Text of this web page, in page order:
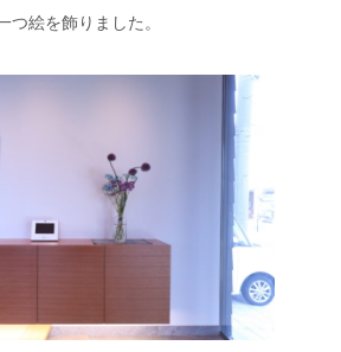
つ絵を飾りました。